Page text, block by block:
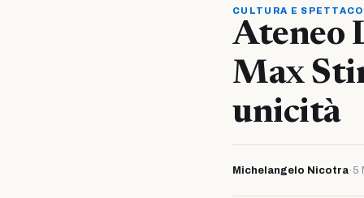
CULTURA E
Ateneo
Max
unicità
Michelangelo Nicotra· 5